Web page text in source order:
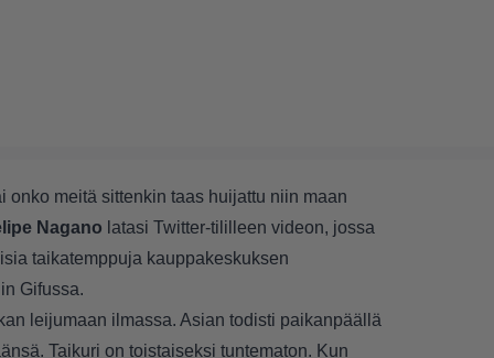
onko meitä sittenkin taas huijattu niin maan
Nagano latasi Twitter-tililleen videon, jossa
taikatemppuja kauppakeskuksen
Gifussa.
leijumaan ilmassa. Asian todisti paikanpäällä
Taikuri on toistaiseksi tuntematon. Kun